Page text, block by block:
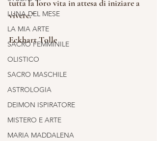
LUNA DEL MESE
LA MIA ARTE
SACRO FEMMINILE
OLISTICO
SACRO MASCHILE
ASTROLOGIA
DEIMON ISPIRATORE
MISTERO E ARTE
MARIA MADDALENA
tutta la loro vita in attesa di iniziare a
vivere.”
Eckhart Tolle